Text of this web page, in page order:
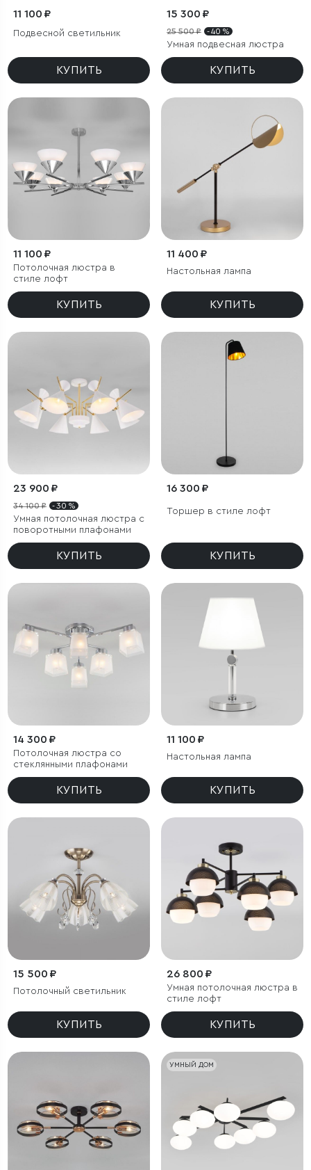
11 100 ₽
Подвесной светильник
КУПИТЬ
15 300 ₽
25 500 ₽ - 40 %
Умная подвесная люстра
КУПИТЬ
11 100 ₽
Потолочная люстра в
стиле лофт
КУПИТЬ
11 400 ₽
Настольная лампа
КУПИТЬ
23 900 ₽
34 100 ₽ - 30 %
Умная потолочная люстра с
поворотными плафонами
КУПИТЬ
16 300 ₽
Торшер в стиле лофт
КУПИТЬ
14 300 ₽
Потолочная люстра со
стеклянными плафонами
КУПИТЬ
11 100 ₽
Настольная лампа
КУПИТЬ
15 500 ₽
Потолочный светильник
КУПИТЬ
26 800 ₽
Умная потолочная люстра в
стиле лофт
КУПИТЬ
УМНЫЙ ДОМ